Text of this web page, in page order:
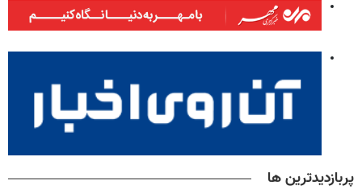
پربازدیدترین ها